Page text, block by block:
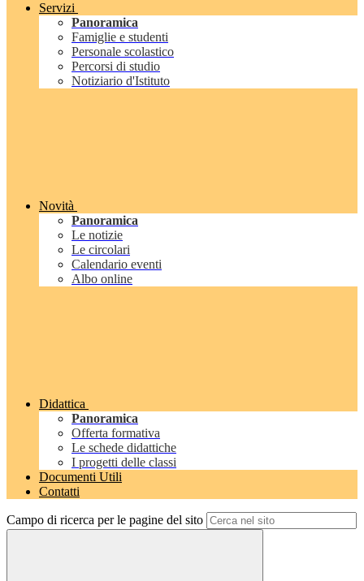
Servizi
Panoramica
Famiglie e studenti
Personale scolastico
Percorsi di studio
Notiziario d'Istituto
Novità
Panoramica
Le notizie
Le circolari
Calendario eventi
Albo online
Didattica
Panoramica
Offerta formativa
Le schede didattiche
I progetti delle classi
Documenti Utili
Contatti
Campo di ricerca per le pagine del sito